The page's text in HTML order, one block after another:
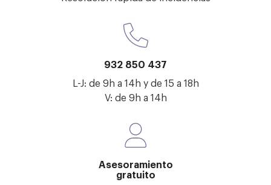
932 850 437
L-J: de 9h a 14h y de 15 a 18h
V: de 9h a 14h
Asesoramiento
gratuito